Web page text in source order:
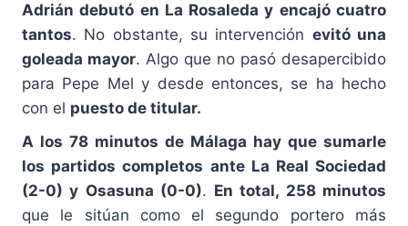
Adrián debutó en La Rosaleda y encajó cuatro
tantos. No obstante, su intervención evitó una
goleada mayor. Algo que no pasó desapercibido
para Pepe Mel y desde entonces, se ha hecho
con el puesto de titular.
A los 78 minutos de Málaga hay que sumarle
los partidos completos ante La Real Sociedad
(2-0) y Osasuna (0-0). En total, 258 minutos
que le sitúan como el segundo portero más